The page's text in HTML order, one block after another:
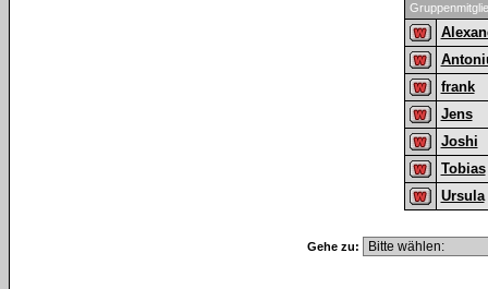
frank
Jens
Joshi
Tobias
Ursula
Gehe zu: